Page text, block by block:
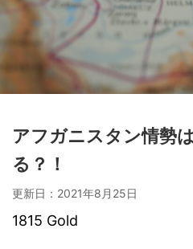
アフガニスタン情勢
る？！
更新日： 2021年8月25日
1815 Gold